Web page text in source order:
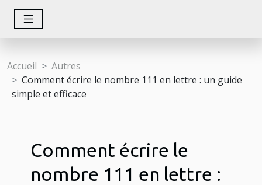
Accueil
Autres
Comment écrire le nombre 111 en lettre : un guide
simple et efficace
Comment écrire le
nombre 111 en lettre :